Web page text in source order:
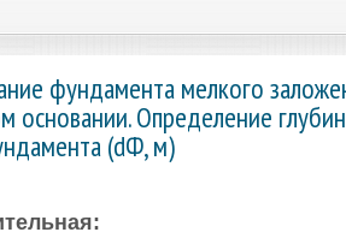
фундамента мелкого
основании. Определение
(dФ, м)